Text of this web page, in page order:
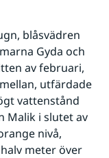
blåsvädren
Gyda och
av februari,
utfärdade
vattenstånd
Malik i slutet av
nivå,
meter över